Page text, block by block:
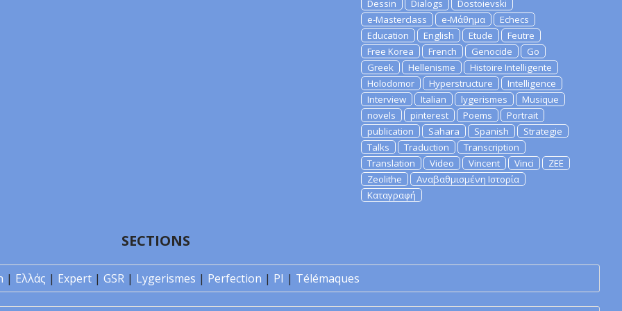
Dessin
Dialogs
Dostoievski
e-Masterclass
e-Μάθημα
Echecs
Education
English Etude
Feutre
Free Korea
French Genocide
Go
Greek
Hellenisme
Histoire Intelligente
Holodomor
Hyperstructure
Intelligence
Interview
Italian lygerismes
Musique
novels
pinterest Poems
Portrait
publication
Sahara Spanish
Strategie
Talks
Traduction
Transcription
Translation
Video Vincent Vinci
ZEE
Zeolithe
Αναβαθμισμένη Ιστορία
Καταγραφή
SECTIONS
| Ελλάς | Expert | GSR | Lygerismes | Perfection | PI | Télémaques